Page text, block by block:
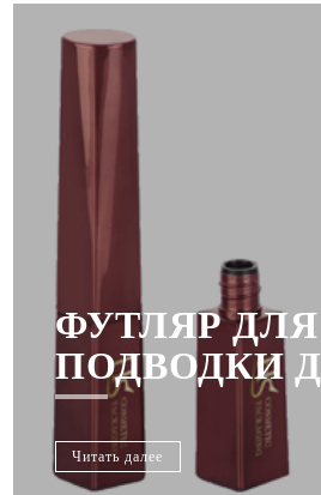
ФУТЛЯР ДЛЯ
ПОДВОДКИ
Читать далее